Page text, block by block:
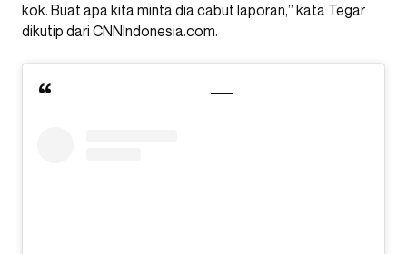
kok. Buat apa kita minta dia cabut laporan,” kata Tegar
dikutip dari CNNIndonesia.com.